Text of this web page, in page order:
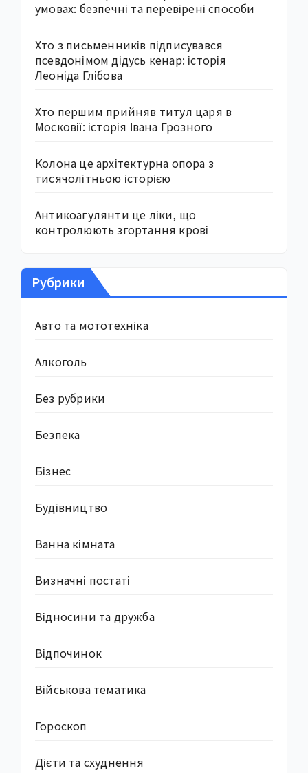
умовах: безпечні та перевірені способи
Хто з письменників підписувався
псевдонімом дідусь кенар: історія
Леоніда Глібова
Хто першим прийняв титул царя в
Московії: історія Івана Грозного
Колона це архітектурна опора з
тисячолітньою історією
Антикоагулянти це ліки, що
контролюють згортання крові
Рубрики
Авто та мототехніка
Алкоголь
Без рубрики
Безпека
Бізнес
Будівництво
Ванна кімната
Визначні постаті
Відносини та дружба
Відпочинок
Військова тематика
Гороскоп
Дієти та схуднення